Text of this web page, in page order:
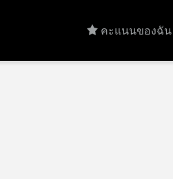
คะแนนของฉัน